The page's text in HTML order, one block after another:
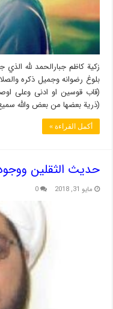
زكية كاظم جبارالحمد لله
بلوغ رضوانه وجميل ذكره
(قاب قوسين او ادنى وعلى
(ذرية بعضها من بعض والله
أكمل القراءة »
حديث الثقلين
مايو 31, 2018 0